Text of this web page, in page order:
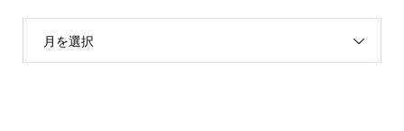
月を選択